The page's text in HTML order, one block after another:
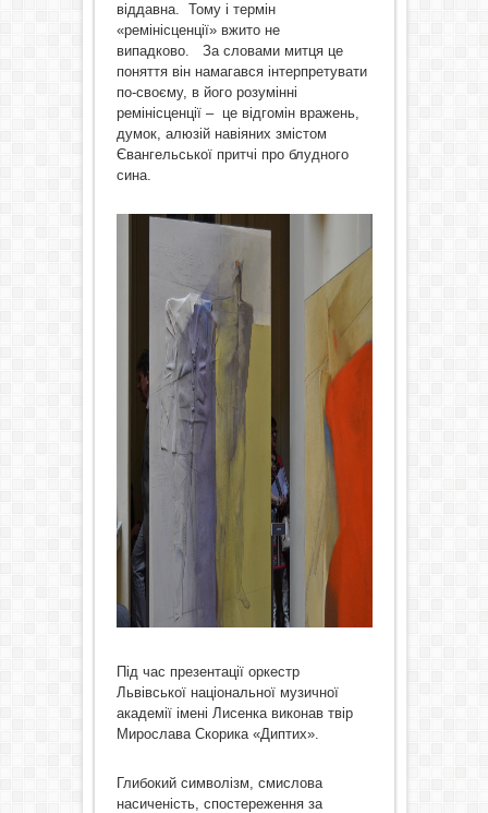
віддавна. Тому і термін
«ремінісценції» вжито не
випадково. За словами митця це
поняття він намагався інтерпретувати
по-своєму, в його розумінні
ремінісценції – це відгомін вражень,
думок, алюзій навіяних змістом
Євангельської притчі про блудного
сина.
Під час презентації оркестр
Львівської національної музичної
академії імені Лисенка виконав твір
Мирослава Скорика «Диптих».
Глибокий символізм, смислова
насиченість, спостереження за